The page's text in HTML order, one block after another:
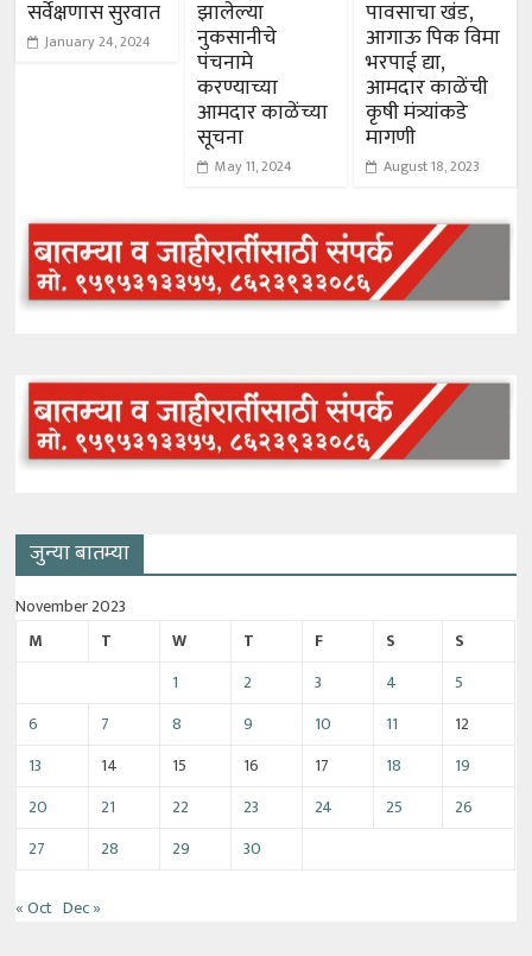
सर्वेक्षणास सुरवात
January 24, 2024
झालेल्या
नुकसानीचे
पंचनामे
करण्याच्या
आमदार काळेंच्या
सूचना
May 11, 2024
पावसाचा खंड,
आगाऊ पिक विमा
भरपाई द्या,
आमदार काळेंची
कृषी मंत्र्यांकडे
मागणी
August 18, 2023
जुन्या बातम्या
November 2023
M
T W T F S
S
1
2 3 4
5
6
7 8 9 10 11
12
13
14 15 16 17 18
19
20
21 22 23 24 25
26
27
28 29 30
« Oct Dec »